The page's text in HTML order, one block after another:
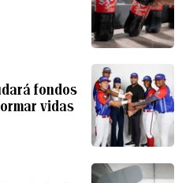
fondos
vidas